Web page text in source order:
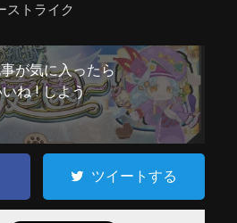
ストライク
が気に入ったら
ね ! しよう
ツイートする